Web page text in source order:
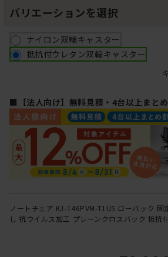
バリエーションを選択
ナイロン双輪キャスター
抵抗付ウレタン双輪キャスター
■【法人向け】無料見積・4台以上まと
ノートチェア KJ-146PVM-T1U5 ローバック 固
し 抗ウイルス加工 プレーンクロスバック 抵抗